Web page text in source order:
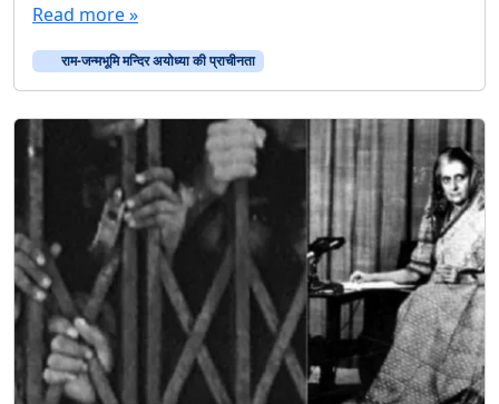
Read more »
राम-जन्मभूमि मन्दिर अयोध्या की प्राचीनता